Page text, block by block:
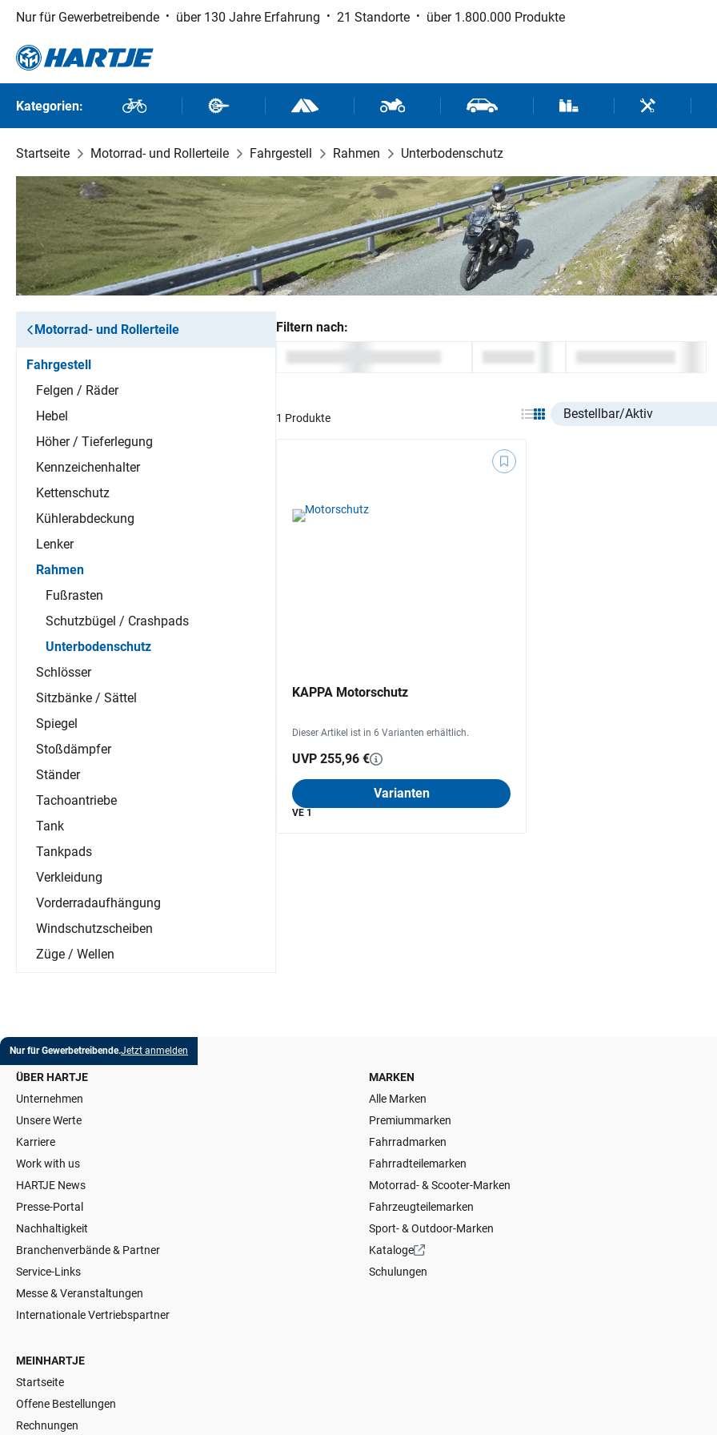
Hauptinhalt springen
Zur Suche springen
Zur Hauptnavigation springen
Nur für Gewerbetreibende über 130 Jahre Erfahrung 21 Standorte über 1.800.000 Produkte
Kategorien: Fahrräder Fahrradteile Outdoor und SportMotorrad- und RollerteileFahrzeugteile und ZubehörVerbrauchsmaterial /Werkzeuge /
Startseite Motorrad- und Rollerteile Fahrgestell Rahmen Unterbodenschutz
Motorrad- und Rollerteile
Fahrgestell
Felgen / Räder
Hebel
Höher / Tieferlegung
Kennzeichenhalter
Kettenschutz
Kühlerabdeckung
Lenker
Rahmen
Fußrasten
Schutzbügel / Crashpads
Unterbodenschutz
Schlösser
Sitzbänke / Sättel
Spiegel
Stoßdämpfer
Ständer
Tachoantriebe
Tank
Tankpads
Verkleidung
Vorderradaufhängung
Windschutzscheiben
Züge / Wellen
Filtern nach:
1 Produkte Select listing item type
KAPPA Motorschutz
Dieser Artikel ist in 6 Varianten erhältlich.
UVP 255,96 €
Varianten
VE 1
Nur für Gewerbetreibende.Jetzt anmelden
ÜBER HARTJE
Unternehmen
Unsere Werte
Karriere
Work with us
HARTJE News
Presse-Portal
Nachhaltigkeit
Branchenverbände & Partner
Service-Links
Messe & Veranstaltungen
Internationale Vertriebspartner
MARKEN
Alle Marken
Premiummarken
Fahrradmarken
Fahrradteilemarken
Motorrad- & Scooter-Marken
Fahrzeugteilemarken
Sport- & Outdoor-Marken
Kataloge
Schulungen
MEINHARTJE
Startseite
Offene Bestellungen
Rechnungen